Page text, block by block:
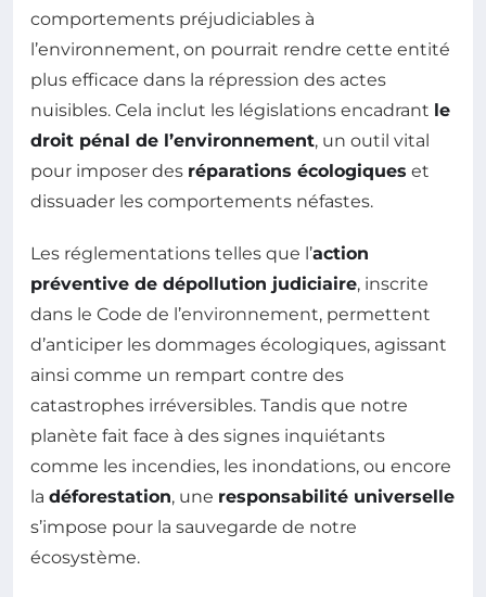
comportements préjudiciables à
l’environnement, on pourrait rendre cette entité
plus efficace dans la répression des actes
nuisibles. Cela inclut les législations encadrant le
droit pénal de l’environnement, un outil vital
pour imposer des réparations écologiques et
dissuader les comportements néfastes.
Les réglementations telles que l’action
préventive de dépollution judiciaire, inscrite
dans le Code de l’environnement, permettent
d’anticiper les dommages écologiques, agissant
ainsi comme un rempart contre des
catastrophes irréversibles. Tandis que notre
planète fait face à des signes inquiétants
comme les incendies, les inondations, ou encore
la déforestation, une responsabilité universelle
s’impose pour la sauvegarde de notre
écosystème.